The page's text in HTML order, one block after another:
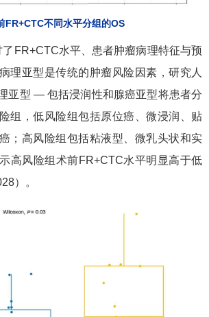
FR+CTC不同水平分组的OS
FR+CTC水平、患者肿瘤病理特征与预
理亚型是传统的肿瘤风险因素，研究人
亚型 — 包括浸润性和腺癌亚型将患者分
组，低风险组包括原位癌、微浸润、贴
；高风险组包括粘液型、微乳头状和实
高风险组术前FR+CTC水平明显高于低
）。